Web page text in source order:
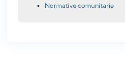
Normative comunitarie